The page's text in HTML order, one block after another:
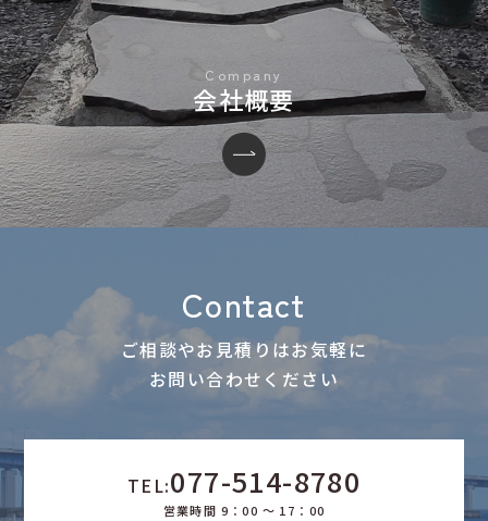
会社概要
Contact
ご相談やお見積りはお気軽に
お問い合わせください
TEL:077-514-8780
営業時間 9：00 ～ 17：00